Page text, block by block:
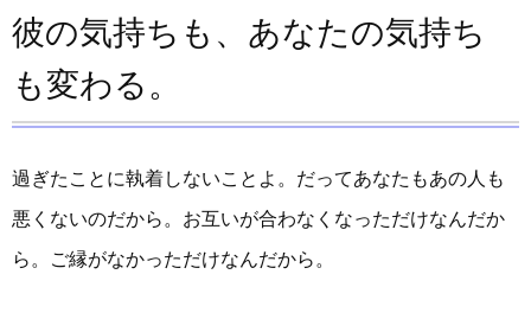
彼の気持ちも、あなたの気持ち
も変わる。
過ぎたことに執着しないことよ。だってあなたもあの人も
悪くないのだから。お互いが合わなくなっただけなんだか
ら。ご縁がなかっただけなんだから。